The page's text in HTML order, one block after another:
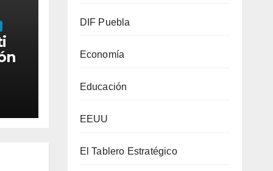
DIF Puebla
Economía
Educación
EEUU
El Tablero Estratégico